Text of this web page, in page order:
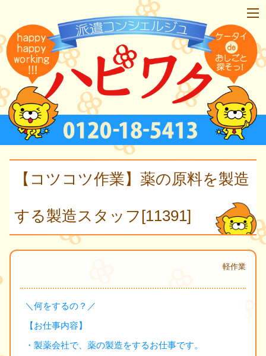
【コツコツ作業】薬の原料を製造
する製造スタッフ[11391]
軽作業
＼何をするの？／
【お仕事内容】
・製薬会社で、薬の製造をするお仕事です。